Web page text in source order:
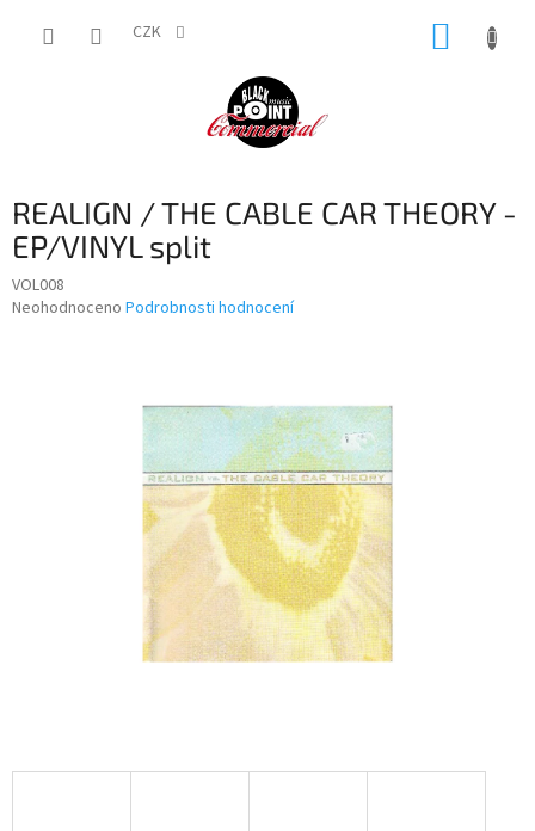
CZK
REALIGN / THE CABLE CAR THEORY -
EP/VINYL split
VOL008
Průměrné
Neohodnoceno Podrobnosti hodnocení